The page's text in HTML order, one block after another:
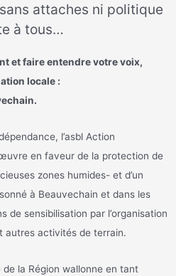
attaches ni politique
à tous…
et faire entendre votre voix,
locale :
l’asbl Action
en faveur de la protection de
zones humides- et d’un
à Beauvechain et dans les
de sensibilisation par l’organisation
autres activités de terrain.
la Région wallonne en tant